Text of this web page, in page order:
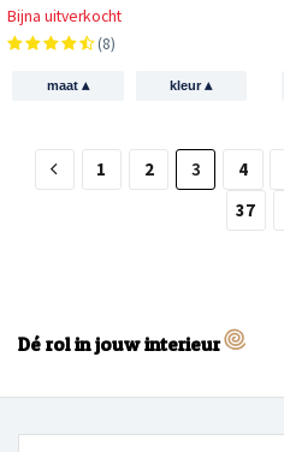
Bijna uitverkocht
(8)
maat ▴ kleur▴
1 2 3 4
37
Dé rol in jouw interieur